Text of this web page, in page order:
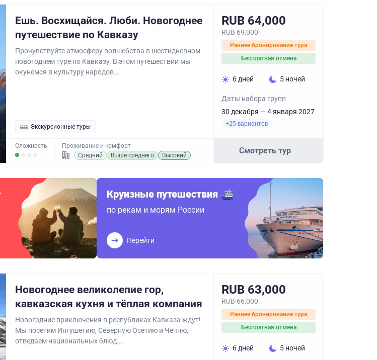
Ешь. Восхищайся. Люби. Новогоднее
путешествие по Кавказу
Прочувствуйте атмосферу волшебства в шестидневном
новогоднем туре по Кавказу. В этом путешествии мы
окунемся в культуру народов...
Экскурсионные туры
Сложность
Проживание и комфорт
Средний
Выше среднего Высокий
RUB 64,000
RUB 69,000
Раннее бронирование тура
Бесплатная отмена
6 дней 5 ночей
Даты набора групп
30 декабря — 4 января 2027
+25 вариантов
Смотреть тур
Круизные путешествия
по рекам и морям России
Перейти
Новогоднее великолепие гор,
кавказская кухня и тёплая компания
Новогодние приключения в республиках Кавказа ждут!
Мы посетим Ингушетию, Северную Осетию и Чечню,
отведаем национальных блюд...
RUB 63,000
RUB 66,000
Раннее бронирование тура
Бесплатная отмена
6 дней 5 ночей